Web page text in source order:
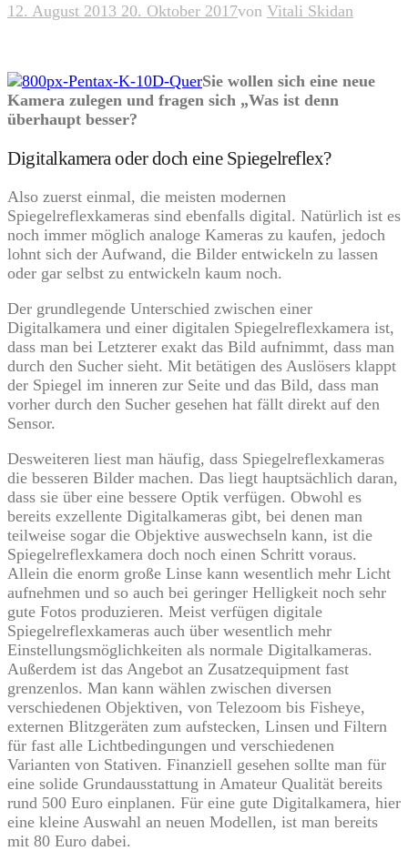
12. August 2013 20. Oktober 2017von Vitali Skidan
Sie wollen sich eine neue
Kamera zulegen und fragen sich „Was ist denn
überhaupt besser?
Digitalkamera oder doch eine Spiegelreflex?
Also zuerst einmal, die meisten modernen
Spiegelreflexkameras sind ebenfalls digital. Natürlich ist es
noch immer möglich analoge Kameras zu kaufen, jedoch
lohnt sich der Aufwand, die Bilder entwickeln zu lassen
oder gar selbst zu entwickeln kaum noch.
Der grundlegende Unterschied zwischen einer
Digitalkamera und einer digitalen Spiegelreflexkamera ist,
dass man bei Letzterer exakt das Bild aufnimmt, dass man
durch den Sucher sieht. Mit betätigen des Auslösers klappt
der Spiegel im inneren zur Seite und das Bild, dass man
vorher durch den Sucher gesehen hat fällt direkt auf den
Sensor.
Desweiteren liest man häufig, dass Spiegelreflexkameras
die besseren Bilder machen. Das liegt hauptsächlich daran,
dass sie über eine bessere Optik verfügen. Obwohl es
bereits exzellente Digitalkameras gibt, bei denen man
teilweise sogar die Objektive auswechseln kann, ist die
Spiegelreflexkamera doch noch einen Schritt voraus.
Allein die enorm große Linse kann wesentlich mehr Licht
aufnehmen und so auch bei geringer Helligkeit noch sehr
gute Fotos produzieren. Meist verfügen digitale
Spiegelreflexkameras auch über wesentlich mehr
Einstellungsmöglichkeiten als normale Digitalkameras.
Außerdem ist das Angebot an Zusatzequipment fast
grenzenlos. Man kann wählen zwischen diversen
verschiedenen Objektiven, von Telezoom bis Fisheye,
externen Blitzgeräten zum aufstecken, Linsen und Filtern
für fast alle Lichtbedingungen und verschiedenen
Varianten von Stativen. Finanziell gesehen sollte man für
eine solide Grundausstattung in Amateur Qualität bereits
rund 500 Euro einplanen. Für eine gute Digitalkamera, hier
eine kleine Auswahl an neuen Modellen, ist man bereits
mit 80 Euro dabei.